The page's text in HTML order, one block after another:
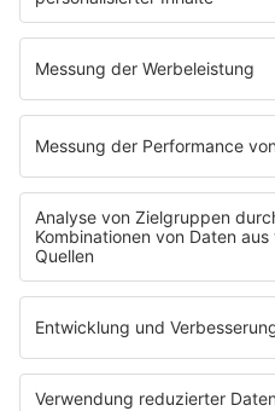
Am 18. Juli 2026
erste Mal in der
im HSV-Stadion hätte
können. 80s80s war für
Mehr